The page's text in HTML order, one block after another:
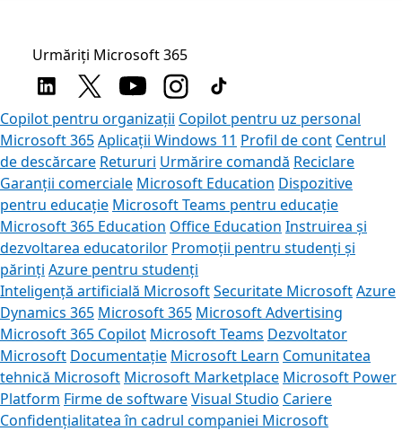
Urmăriți Microsoft 365
Copilot pentru organizații Copilot pentru uz personal
Microsoft 365Aplicații Windows 11 Profil de cont Centrul
de descărcare Retururi Urmărire comandă Reciclare
Garanții comerciale Microsoft Education Dispozitive
pentru educație Microsoft Teams pentru educație
Microsoft 365 Education Office Education Instruirea și
dezvoltarea educatorilor Promoții pentru studenți și
părinți Azure pentru studenți
Inteligență artificială MicrosoftSecuritate MicrosoftAzure
Dynamics 365 Microsoft 365 Microsoft Advertising
Microsoft 365 Copilot Microsoft Teams Dezvoltator
Microsoft Documentație Microsoft Learn Comunitatea
tehnică Microsoft Microsoft Marketplace Microsoft Power
Platform Firme de softwareVisual Studio Cariere
Confidențialitatea în cadrul companiei Microsoft